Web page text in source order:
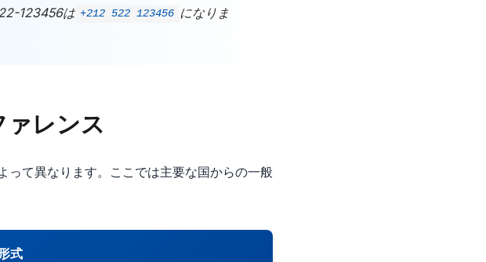
123456は +212 522 123456 になりま
レンス
って異なります。ここでは主要な国からの一般
式